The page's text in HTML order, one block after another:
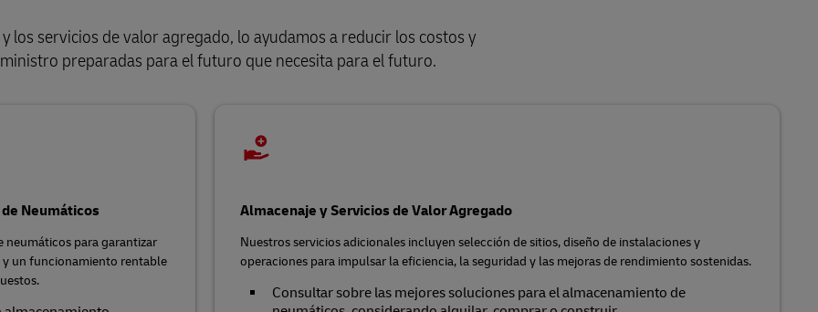
los servicios de valor agregado, lo ayudamos a reducir los costos y
preparadas para el futuro que necesita para el futuro.
Neumáticos
neumáticos para garantizar
un funcionamiento rentable
Almacenaje y Servicios de Valor Agregado
Nuestros servicios adicionales incluyen selección de sitios, diseño de instalaciones y
operaciones para impulsar la eficiencia, la seguridad y las mejoras de rendimiento sostenidas.
Consultar sobre las mejores soluciones para el almacenamiento de